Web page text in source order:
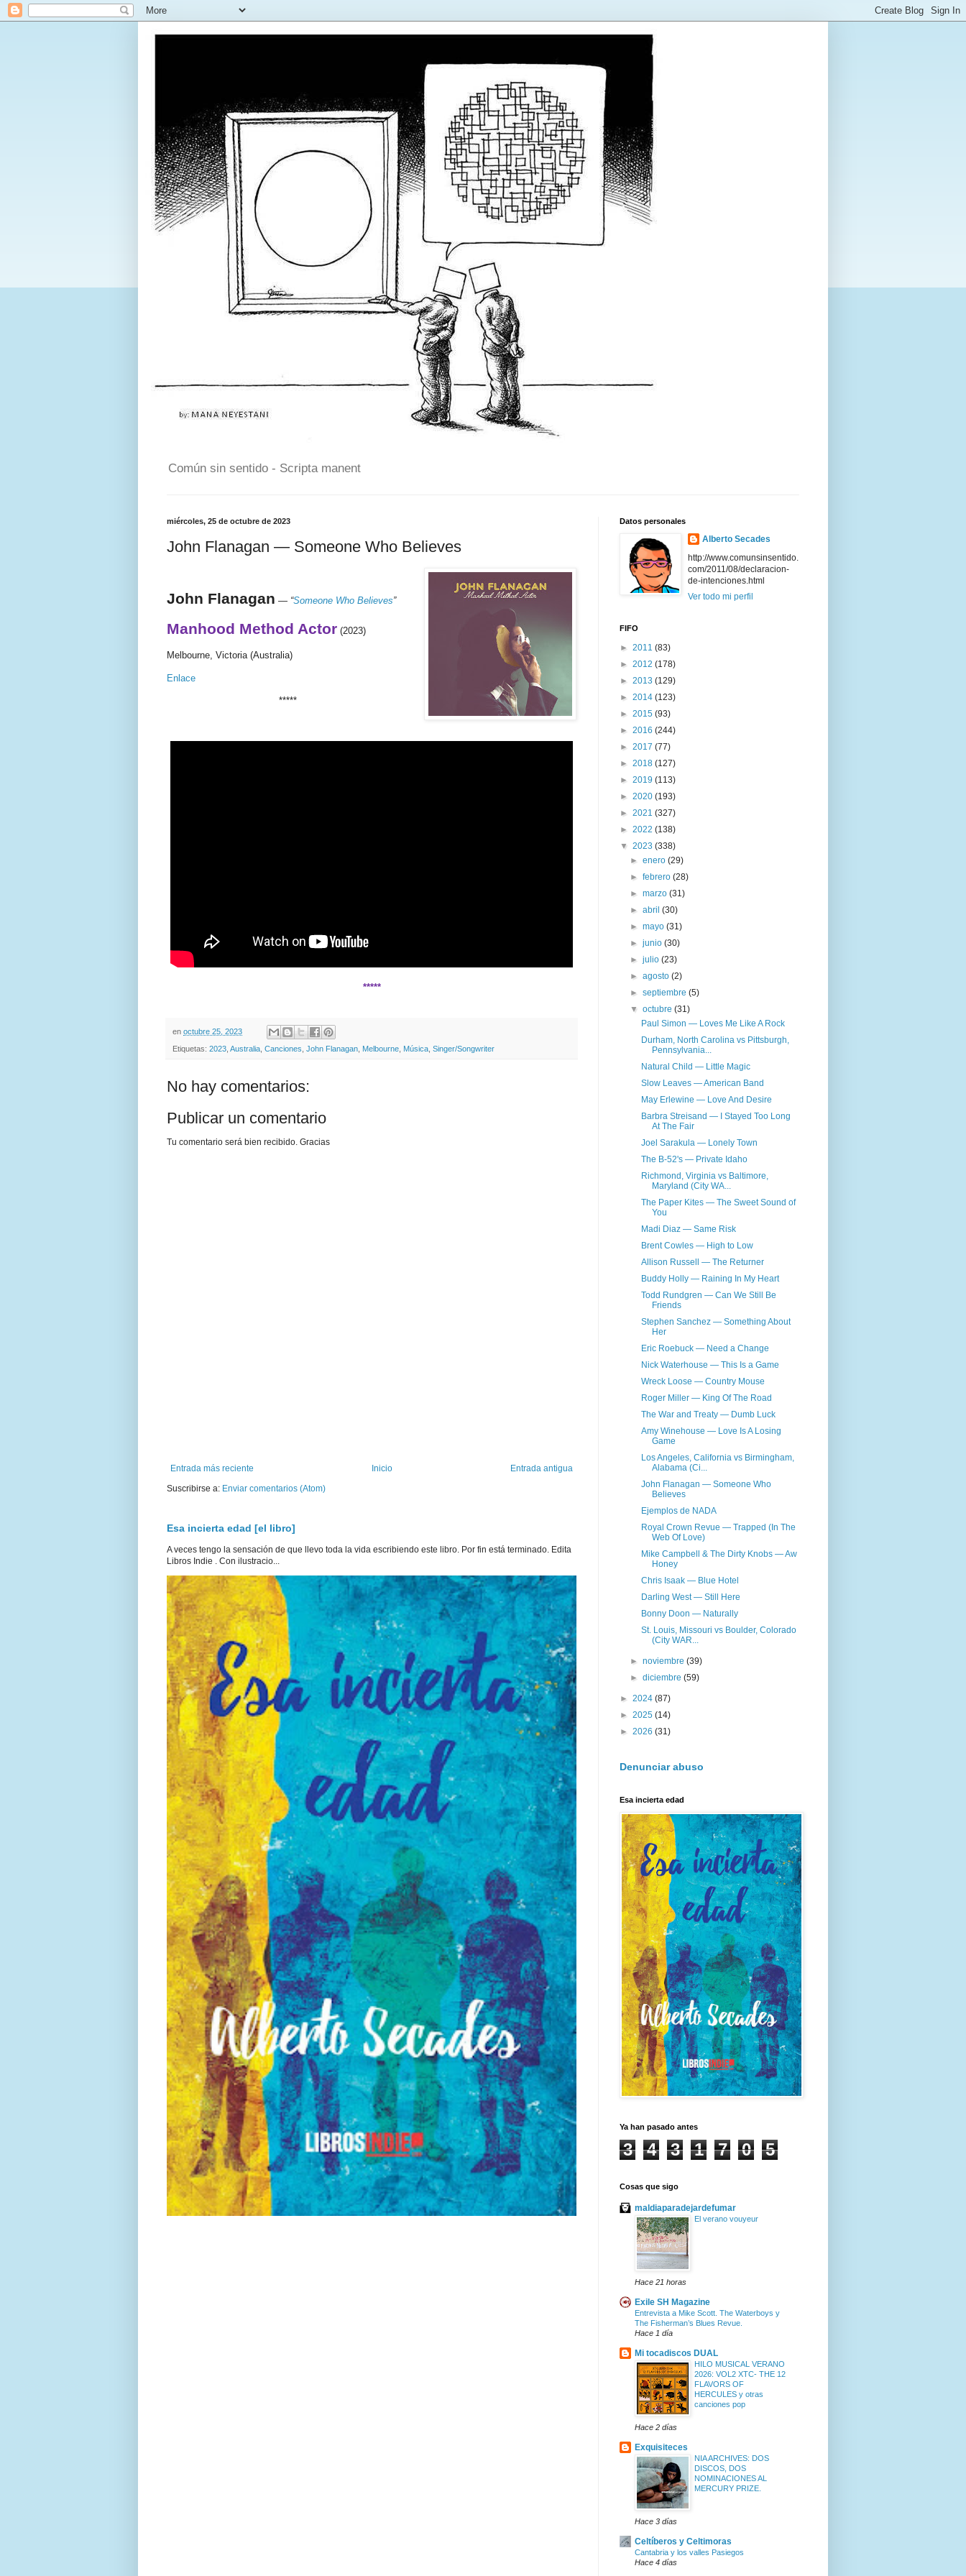
Común sin sentido - Scripta manent
miércoles, 25 de octubre de 2023
John Flanagan — Someone Who Believes
John Flanagan — “Someone Who Believes”
Manhood Method Actor (2023)
Melbourne, Victoria (Australia)
Enlace
*****
*****
en octubre 25, 2023
Etiquetas: 2023 Australia Canciones John Flanagan Melbourne Música Singer/Songwriter
No hay comentarios:
Publicar un comentario
Tu comentario será bien recibido. Gracias
Entrada más reciente Entrada antigua
Inicio
Suscribirse a: Enviar comentarios (Atom)
Esa incierta edad [el libro]
A veces tengo la sensación de que llevo toda la vida escribiendo este libro. Por fin está terminado. Edita
Libros Indie . Con ilustracio...
Datos personales
Alberto Secades
http://www.comunsinsentido.
com/2011/08/declaracion-
de-intenciones.html
Ver todo mi perfil
FIFO
► 2011 (83)
► 2012 (178)
► 2013 (129)
► 2014 (123)
► 2015 (93)
► 2016 (244)
► 2017 (77)
► 2018 (127)
► 2019 (113)
► 2020 (193)
► 2021 (327)
► 2022 (138)
▼ 2023 (338)
►enero(29)
►febrero(28)
►marzo(31)
►abril(30)
►mayo(31)
►junio(30)
►julio(23)
►agosto(2)
►septiembre(5)
▼octubre(31)
Paul Simon — Loves Me Like A Rock
Durham, North Carolina vs Pittsburgh,
Pennsylvania...
Natural Child — Little Magic
Slow Leaves — American Band
May Erlewine — Love And Desire
Barbra Streisand — I Stayed Too Long
At The Fair
Joel Sarakula — Lonely Town
The B-52's — Private Idaho
Richmond, Virginia vs Baltimore,
Maryland (City WA...
The Paper Kites — The Sweet Sound of
You
Madi Diaz — Same Risk
Brent Cowles — High to Low
Allison Russell — The Returner
Buddy Holly — Raining In My Heart
Todd Rundgren — Can We Still Be
Friends
Stephen Sanchez — Something About
Her
Eric Roebuck — Need a Change
Nick Waterhouse — This Is a Game
Wreck Loose — Country Mouse
Roger Miller — King Of The Road
The War and Treaty — Dumb Luck
Amy Winehouse — Love Is A Losing
Game
Los Angeles, California vs Birmingham,
Alabama (Ci...
John Flanagan — Someone Who
Believes
Ejemplos de NADA
Royal Crown Revue — Trapped (In The
Web Of Love)
Mike Campbell & The Dirty Knobs — Aw
Honey
Chris Isaak — Blue Hotel
Darling West — Still Here
Bonny Doon — Naturally
St. Louis, Missouri vs Boulder, Colorado
(City WAR...
►noviembre(39)
►diciembre(59)
► 2024 (87)
► 2025 (14)
► 2026 (31)
Denunciar abuso
Esa incierta edad
Ya han pasado antes
3 4 3 1 7 0 5
Cosas que sigo
maldiaparadejardefumar
El verano vouyeur
Hace 21 horas
Exile SH Magazine
Entrevista a Mike Scott. The Waterboys y
The Fisherman’s Blues Revue.
Hace 1 día
Mi tocadiscos DUAL
HILO MUSICAL VERANO
2026: VOL2 XTC- THE 12
FLAVORS OF
HERCULES y otras
canciones pop
Hace 2 días
Exquisiteces
NIA ARCHIVES: DOS
DISCOS, DOS
NOMINACIONES AL
MERCURY PRIZE.
Hace 3 días
Celtíberos y Celtimoras
Cantabria y los valles Pasiegos
Hace 4 días